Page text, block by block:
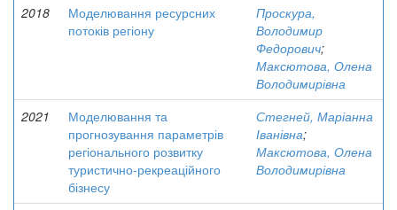
2018
Моделювання ресурсних
потоків регіону
Проскура,
Володимир
Федорович;
Максютова, Олена
Володимирівна
2021
Моделювання та
прогнозування параметрів
регіонального розвитку
туристично-рекреаційного
бізнесу
Стегней, Маріанна
Іванівна;
Максютова, Олена
Володимирівна